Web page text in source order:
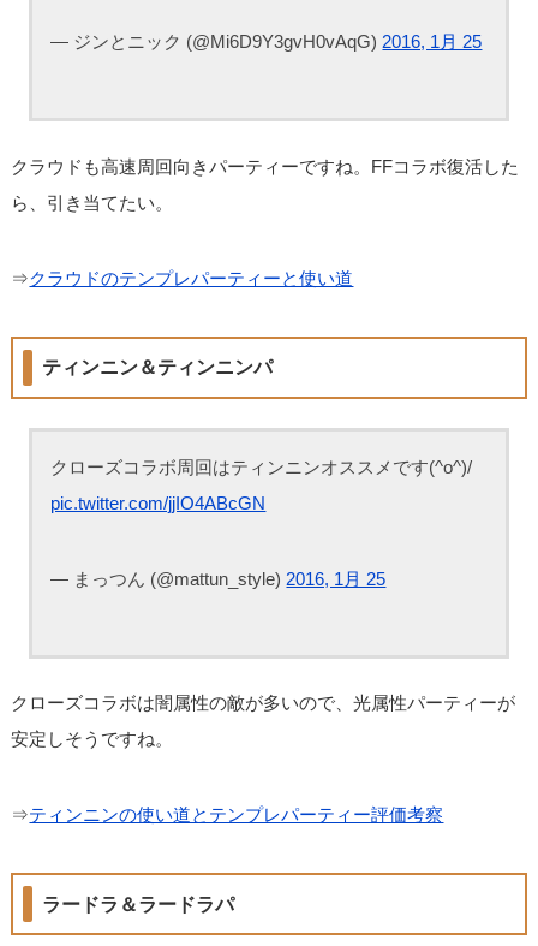
— ジンとニック (@Mi6D9Y3gvH0vAqG) 2016, 1月 25
クラウドも高速周回向きパーティーですね。FFコラボ復活した
ら、引き当てたい。
⇒クラウドのテンプレパーティーと使い道
ティンニン＆ティンニンパ
クローズコラボ周回はティンニンオススメです(^o^)/
pic.twitter.com/jjIO4ABcGN
— まっつん (@mattun_style) 2016, 1月 25
クローズコラボは闇属性の敵が多いので、光属性パーティーが
安定しそうですね。
⇒ティンニンの使い道とテンプレパーティー評価考察
ラードラ＆ラードラパ